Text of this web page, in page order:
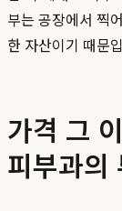
부는 공장에서 찍
한 자산이기 때문
가격 그
피부과의